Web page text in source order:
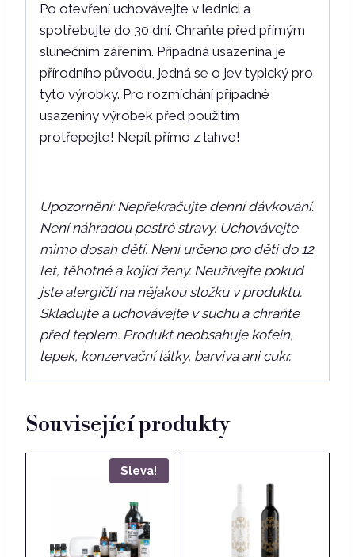
Po otevření uchovávejte v lednici a
spotřebujte do 30 dní. Chraňte před přímým
slunečním zářením. Případná usazenina je
přírodního původu, jedná se o jev typický pro
tyto výrobky. Pro rozmíchání případné
usazeniny výrobek před použitím
protřepejte! Nepít přímo z lahve!
Upozornění: Nepřekračujte denní dávkování.
Není náhradou pestré stravy. Uchovávejte
mimo dosah dětí. Není určeno pro děti do 12
let, těhotné a kojící ženy. Neužívejte pokud
jste alergičtí na nějakou složku v produktu.
Skladujte a uchovávejte v suchu a chraňte
před teplem. Produkt neobsahuje kofein,
lepek, konzervační látky, barviva ani cukr.
Související produkty
Sleva!